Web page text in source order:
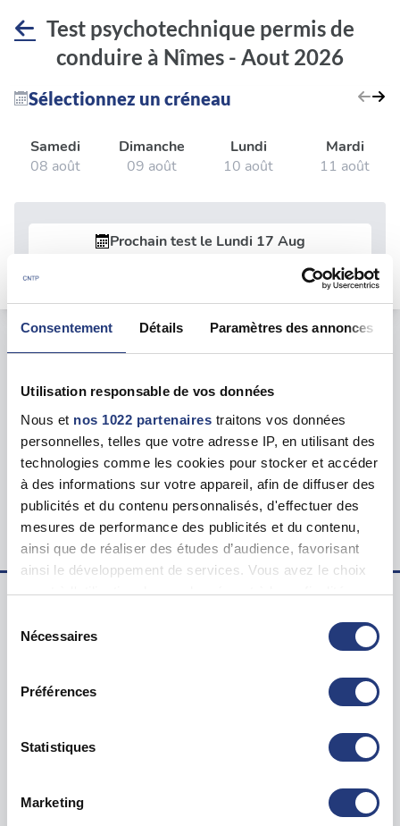
Consentement Détails Paramètres des annonces
Utilisation responsable de vos données
Nous et nos 1022 partenaires traitons vos données
personnelles, telles que votre adresse IP, en utilisant des
technologies comme les cookies pour stocker et accéder
à des informations sur votre appareil, afin de diffuser des
publicités et du contenu personnalisés, d'effectuer des
mesures de performance des publicités et du contenu,
ainsi que de réaliser des études d’audience, favorisant
ainsi le développement de services. Vous avez le choix
quant à l'utilisation de vos données et à leurs finalités.
tout moment en consultant la Déclaration relative aux
cookies ou en cliquant sur l'icône de confidentialité.
Si vous le permettez, nous aimerions également :
géographique qui peuvent être précises à plusieurs
Identifier votre appareil en l'analysant activement
pour en relever les caractéristiques spécifiques
Nécessaires
Préférences
Statistiques
Marketing
Test psychotechnique permis de
conduire à Nîmes - Aout 2026
Le test psychotechnique
Tarif
100.00 €
Lieu du test psychotechnique
160 All. Frédéric Desmons, 30000 Nîmes
Sélectionnez un créneau
Samedi
08 août
Dimanche
09 août
Lundi
10 août
Mardi
11 août
Prochain test le Lundi 17 Aug
Examen psychotechnique ? Pour qui ?